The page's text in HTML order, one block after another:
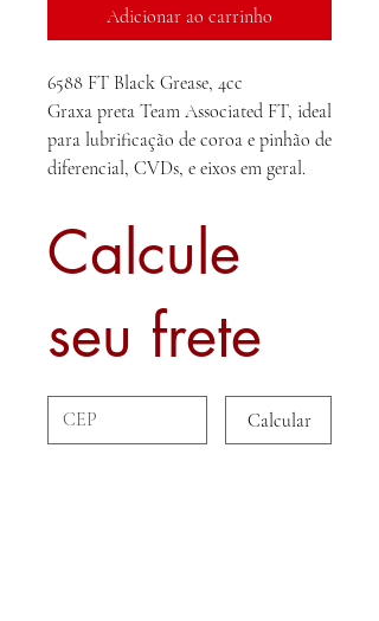
Adicionar ao carrinho
6588 FT Black Grease, 4cc
Graxa preta Team Associated FT, ideal
para lubrificação de coroa e pinhão de
diferencial, CVDs, e eixos em geral.
Calcule
seu frete
Calcular